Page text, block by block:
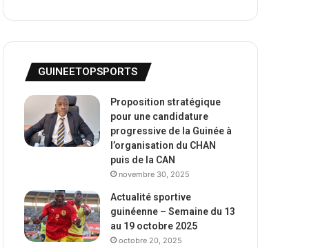
GUINEETOPSPORTS
Proposition stratégique
pour une candidature
progressive de la Guinée à
l’organisation du CHAN
puis de la CAN
novembre 30, 2025
Actualité sportive
guinéenne – Semaine du 13
au 19 octobre 2025
octobre 20, 2025